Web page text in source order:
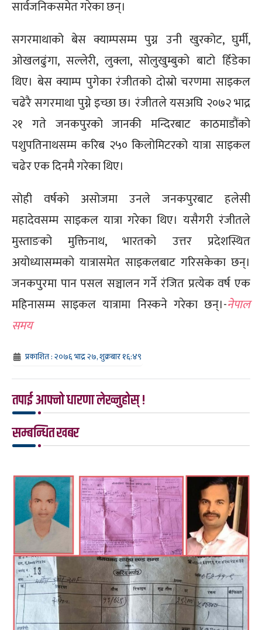
सार्वजनिकसमेत गरेका छन्।
सगरमाथाको बेस क्याम्पसम्म पुग्न उनी खुरकोट, घुर्मी,
ओखलढुंगा, सल्लेरी, लुक्ला, सोलुखुम्बुको बाटो हिँडेका
थिए। बेस क्याम्प पुगेका रंजीतको दोस्रो चरणमा साइकल
चढेरै सगरमाथा पुग्ने इच्छा छ। रंजीतले यसअघि २०७२ भाद्र
२१ गते जनकपुरको जानकी मन्दिरबाट काठमाडौंको
पशुपतिनाथसम्म करिब २५० किलोमिटरको यात्रा साइकल
चढेर एक दिनमै गरेका थिए।
सोही वर्षको असोजमा उनले जनकपुरबाट हलेसी
महादेवसम्म साइकल यात्रा गरेका थिए। यसैगरी रंजीतले
मुस्ताङको मुक्तिनाथ, भारतको उत्तर प्रदेशस्थित
अयोध्यासम्मको यात्रासमेत साइकलबाट गरिसकेका छन्।
जनकपुरमा पान पसल सञ्चालन गर्ने रंजित प्रत्येक वर्ष एक
महिनासम्म साइकल यात्रामा निस्कने गरेका छन्।-नेपाल
समय
प्रकाशित : २०७६ भाद्र २७, शुक्रबार १६:४९
तपाई आफ्नो धारणा लेख्नुहोस् !
सम्बन्धित खबर